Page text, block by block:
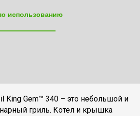
использованию
King Gem™ 340 – это небольшой и
гриль. Котел и крышка